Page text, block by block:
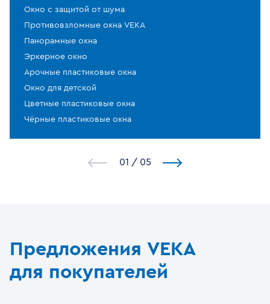
Окно с защитой от шума
Противовзломные окна VEKA
Панорамные окна
Эркерное окно
Арочные пластиковые окна
Окно для детской
Цветные пластиковые окна
Чёрные пластиковые окна
1 / 5
Предложения VEKA
для покупателей